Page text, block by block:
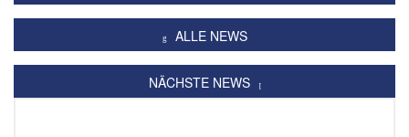
ALLE NEWS
NÄCHSTE NEWS